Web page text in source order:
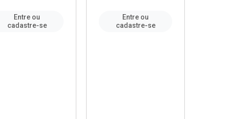
Entre ou
cadastre-se
Entre ou
cadastre-se